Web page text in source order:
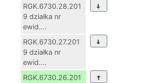
RGK.6730.28.201
9 działka nr
ewid....
RGK.6730.27.201
9 działka nr
ewid....
RGK.6730.26.201